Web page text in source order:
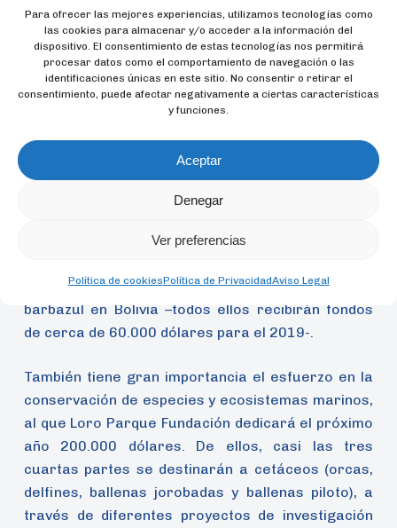
Para ofrecer las mejores experiencias, utilizamos tecnologías como
las cookies para almacenar y/o acceder a la información del
dispositivo. El consentimiento de estas tecnologías nos permitirá
procesar datos como el comportamiento de navegación o las
identificaciones únicas en este sitio. No consentir o retirar el
consentimiento, puede afectar negativamente a ciertas características
y funciones.
Aceptar
Denegar
Ver preferencias
Política de cookiesPolítica de PrivacidadAviso Legal
Otros proyectos destacados sobre especies y
de los leones en el Parque Nacional Hwange, en
amazona liacina en Ecuador, o del guacamayo
barbazul en Bolivia –todos ellos recibirán fondos
de cerca de 60.000 dólares para el 2019-.
También tiene gran importancia el esfuerzo en la
conservación de especies y ecosistemas marinos,
al que Loro Parque Fundación dedicará el próximo
año 200.000 dólares. De ellos, casi las tres
cuartas partes se destinarán a cetáceos (orcas,
delfines, ballenas jorobadas y ballenas piloto), a
través de diferentes proyectos de investigación